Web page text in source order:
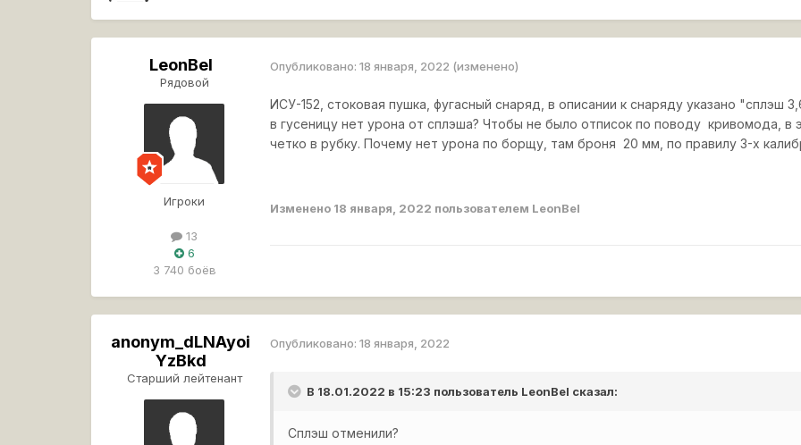
LeonBel
Рядовой
Игроки
13
6
3 740 боёв
Опубликовано:18 января, 2022 (изменено)
ИСУ-152, стоковая пушка, фугасный снаряд, в описании к снаряду указано
в гусеницу нет урона от сплэша? Чтобы не было отписок по поводу кривомода,
четко в рубку. Почему нет урона по борщу, там броня 20 мм, по правилу 3-х
Изменено 18 января, 2022 пользователем LeonBel
anonym_dLNAyoi
YzBkd
Старший лейтенант
Опубликовано:18 января, 2022
В 18.01.2022 в 15:23 пользователь LeonBel сказал:
Сплэш отменили?